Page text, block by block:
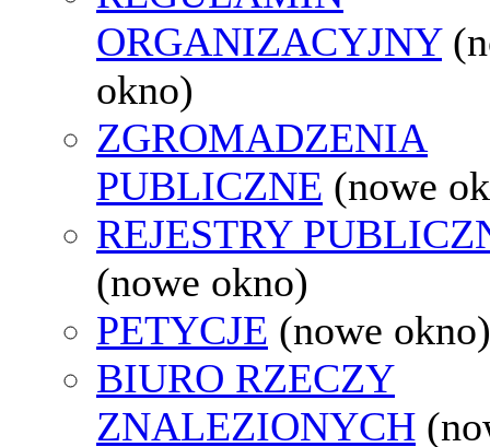
ORGANIZACYJNY
okno)
ZGROMADZENIA
PUBLICZNE (nowe
REJESTRY
(nowe okno)
PETYCJE (nowe okno)
BIURO RZECZY
ZNALEZIONYCH